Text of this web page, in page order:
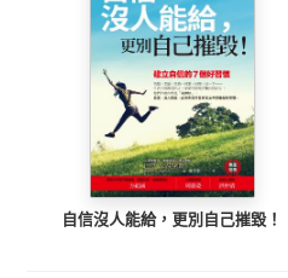
自信沒人能給，更別自己摧毀！